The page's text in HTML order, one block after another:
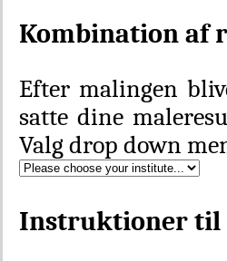
Kombination af
Efter malingen
satte dine
Valg drop down
Instruktioner til